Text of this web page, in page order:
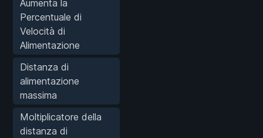
Aumenta la
Percentuale di
Velocità di
Alimentazione
Distanza di
alimentazione
massima
Moltiplicatore della
distanza di